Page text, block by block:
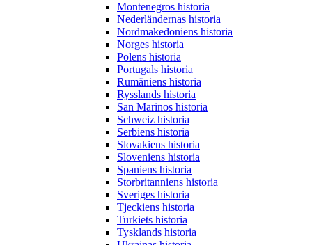
Montenegros historia
Nederländernas historia
Nordmakedoniens historia
Norges historia
Polens historia
Portugals historia
Rumäniens historia
Rysslands historia
San Marinos historia
Schweiz historia
Serbiens historia
Slovakiens historia
Sloveniens historia
Spaniens historia
Storbritanniens historia
Sveriges historia
Tjeckiens historia
Turkiets historia
Tysklands historia